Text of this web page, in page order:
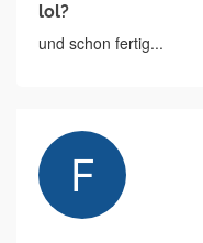
lol?
und schon fertig...